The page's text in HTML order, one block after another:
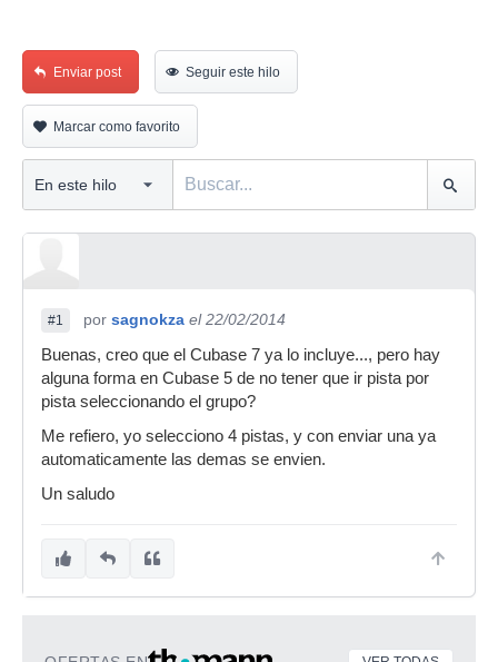
Enviar post Seguir este hilo
Marcar como favorito
#1 por sagnokza el 22/02/2014
Buenas, creo que el Cubase 7 ya lo incluye..., pero hay
alguna forma en Cubase 5 de no tener que ir pista por
pista seleccionando el grupo?
Me refiero, yo selecciono 4 pistas, y con enviar una ya
automaticamente las demas se envien.
Un saludo